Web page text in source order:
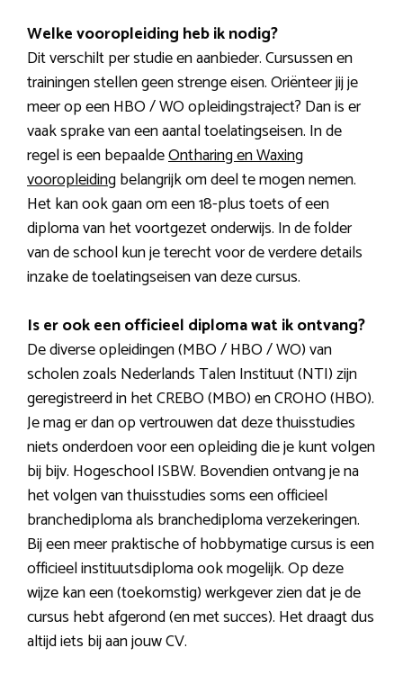
Welke vooropleiding heb ik nodig?
Dit verschilt per studie en aanbieder. Cursussen en
trainingen stellen geen strenge eisen. Oriënteer jij je
meer op een HBO / WO opleidingstraject? Dan is er
vaak sprake van een aantal toelatingseisen. In de
regel is een bepaaldeOntharing en Waxing
vooropleidingbelangrijk om deel te mogen nemen.
Het kan ook gaan om een 18-plus toets of een
diploma van het voortgezet onderwijs. In de folder
van de school kun je terecht voor de verdere details
inzake de toelatingseisen van deze cursus.
Is er ook een officieel diploma wat ik ontvang?
De diverse opleidingen (MBO / HBO / WO) van
scholen zoals Nederlands Talen Instituut (NTI) zijn
geregistreerd in het CREBO (MBO) en CROHO (HBO).
Je mag er dan op vertrouwen dat deze thuisstudies
niets onderdoen voor een opleiding die je kunt volgen
bij bijv. Hogeschool ISBW. Bovendien ontvang je na
het volgen van thuisstudies soms een officieel
branchediploma als branchediploma verzekeringen.
Bij een meer praktische of hobbymatige cursus is een
officieel instituutsdiploma ook mogelijk. Op deze
wijze kan een (toekomstig) werkgever zien dat je de
cursus hebt afgerond (en met succes). Het draagt dus
altijd iets bij aan jouw CV.